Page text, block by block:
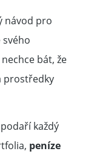
návod pro
svého
bát, že
prostředky
každý
peníze